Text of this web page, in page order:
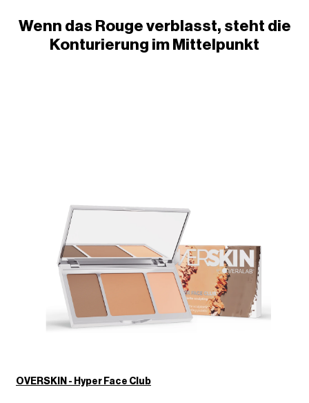
Wenn das Rouge verblasst, steht die
Konturierung im Mittelpunkt
OVERSKIN - Hyper Face Club